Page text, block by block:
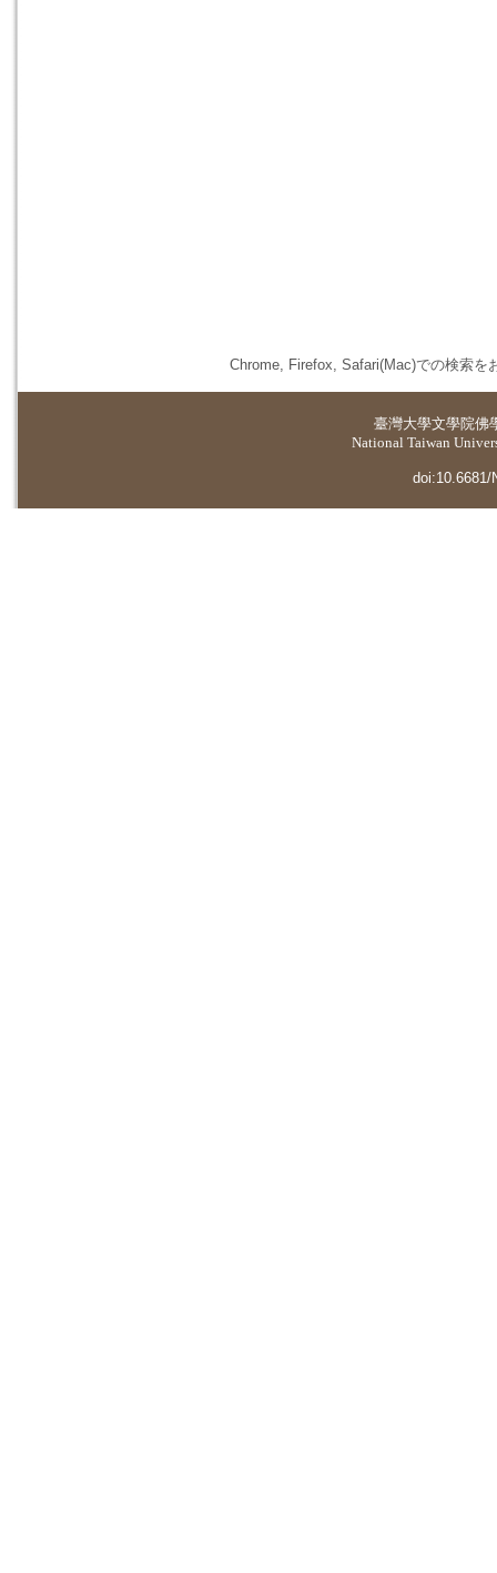
Chrome, Firefox, Safari(Mac)での検索を
臺灣大學文學院佛
National Taiwan
doi:10.6681/